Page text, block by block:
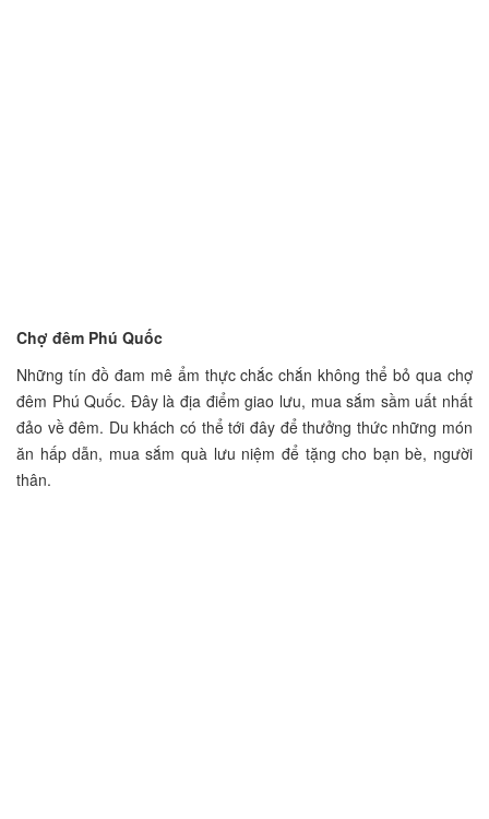
Chợ đêm Phú Quốc
Những tín đồ đam mê ẩm thực chắc chắn không thể bỏ qua chợ
đêm Phú Quốc. Đây là địa điểm giao lưu, mua sắm sầm uất nhất
đảo về đêm. Du khách có thể tới đây để thưởng thức những món
ăn hấp dẫn, mua sắm quà lưu niệm để tặng cho bạn bè, người
thân.